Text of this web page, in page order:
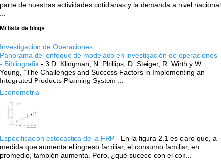
parte de nuestras actividades cotidianas y la demanda a nivel nacional
Mi lista de blogs
Investigacion de Operaciones
Panorama del enfoque de modelado en investigación de operaciones
- Bibliografia - 3 D. Klingman, N. Phillips, D. Steiger, R. Wirth y W.
Young, “The Challenges and Success Factors in Implementing an
Integrated Products Planning System ...
Econometria
Especificación estocástica de la FRP - En la figura 2.1 es claro que, a
medida que aumenta el ingreso familiar, el consumo familiar, en
promedio, también aumenta. Pero, ¿qué sucede con el con...